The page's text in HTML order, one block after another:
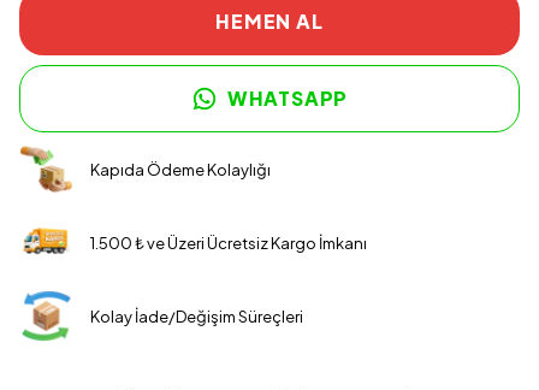
HEMEN AL
WHATSAPP
Kapıda Ödeme Kolaylığı
1.500 ₺ ve Üzeri Ücretsiz Kargo İmkanı
Kolay İade/Değişim Süreçleri